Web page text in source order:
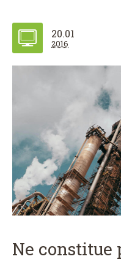
20.01
2016
Ne constitue